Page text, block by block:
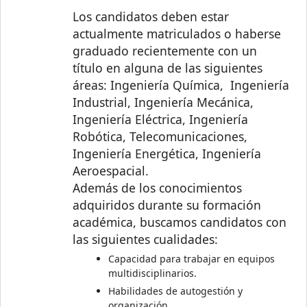
Los candidatos deben estar
actualmente matriculados o haberse
graduado recientemente con un
título en alguna de las siguientes
áreas: Ingeniería Química, Ingeniería
Industrial, Ingeniería Mecánica,
Ingeniería Eléctrica, Ingeniería
Robótica, Telecomunicaciones,
Ingeniería Energética, Ingeniería
Aeroespacial.
Además de los conocimientos
adquiridos durante su formación
académica, buscamos candidatos con
las siguientes cualidades:
Capacidad para trabajar en equipos
multidisciplinarios.
Habilidades de autogestión y